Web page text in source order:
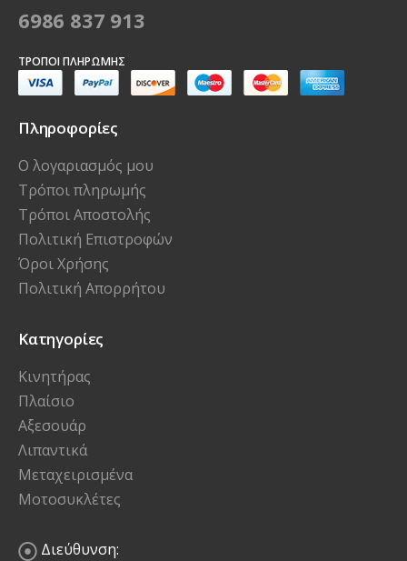
6986 837 913
ΤΡΌΠΟΙ ΠΛΗΡΩΜΉΣ
Πληροφορίες
Ο λογαριασμός μου
Τρόποι πληρωμής
Τρόποι Αποστολής
Πολιτική Επιστροφών
Όροι Χρήσης
Πολιτική Απορρήτου
Κατηγορίες
Κινητήρας
Πλαίσιο
Αξεσουάρ
Λιπαντικά
Μεταχειρισμένα
Μοτοσυκλέτες
Διεύθυνση: